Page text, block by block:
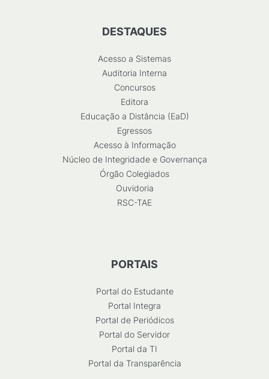
DESTAQUES
Acesso a Sistemas
Auditoria Interna
Concursos
Editora
Educação a Distância (EaD)
Egressos
Acesso à Informação
Núcleo de Integridade e Governança
Órgão Colegiados
Ouvidoria
RSC-TAE
PORTAIS
Portal do Estudante
Portal Integra
Portal de Periódicos
Portal do Servidor
Portal da TI
Portal da Transparência